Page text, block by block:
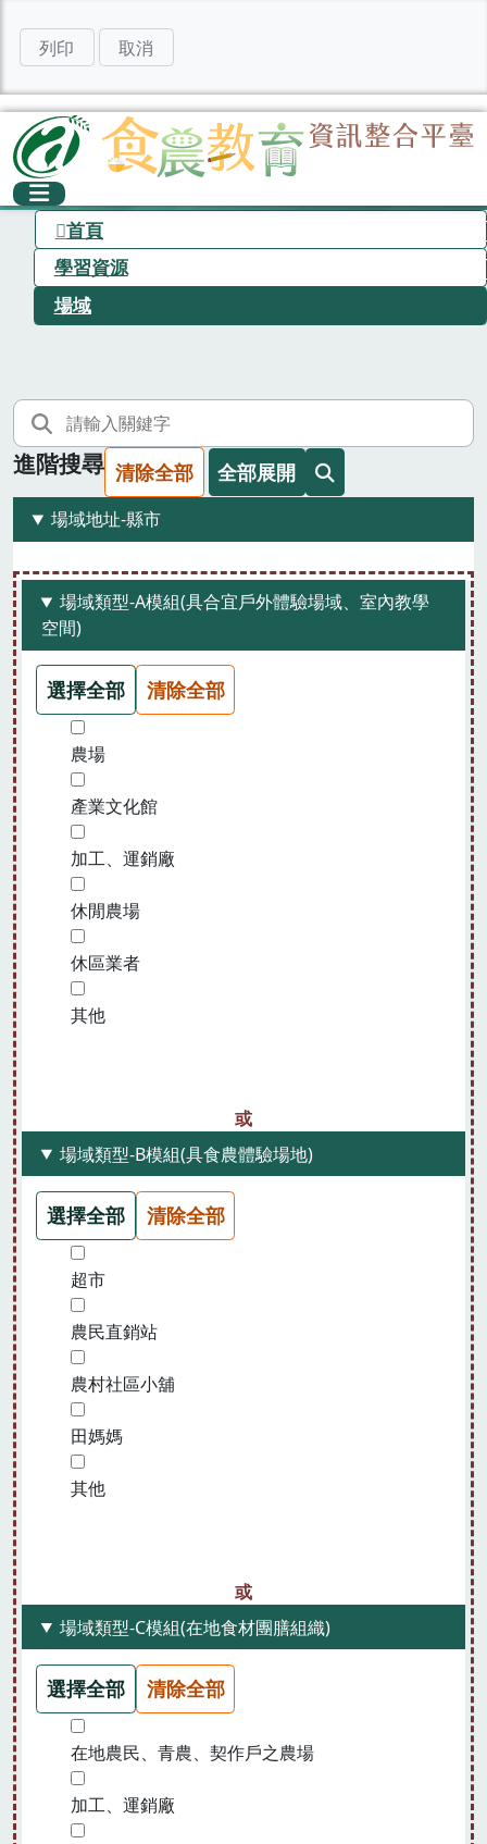
列印 取消
首頁
學習資源
場域
進階搜尋 清除全部 全部展開
場域地址-縣市
場域類型-A模組(具合宜戶外體驗場域、室內教學
空間)
選擇全部 清除全部
農場
產業文化館
加工、運銷廠
休閒農場
休區業者
其他
場域類型-B模組(具食農體驗場地)
選擇全部 清除全部
超市
農民直銷站
農村社區小舖
田媽媽
其他
場域類型-C模組(在地食材團膳組織)
選擇全部 清除全部
在地農民、青農、契作戶之農場
加工、運銷廠